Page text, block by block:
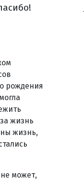
рождения
жизнь
жизнь,
может,